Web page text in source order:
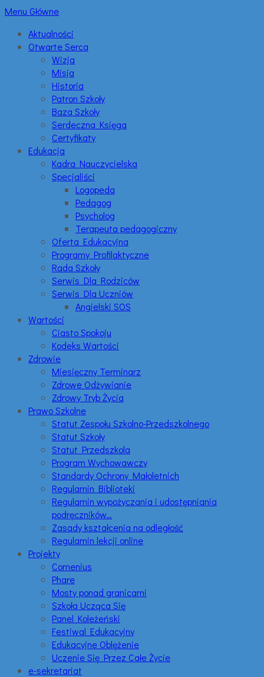
Menu Główne
Aktualności
Otwarte Serca
Wizja
Misja
Historia
Patron Szkoły
Baza Szkoły
Serdeczna Księga
Certyfikaty
Edukacja
Kadra Nauczycielska
Specjaliści
Logopeda
Pedagog
Psycholog
Terapeuta pedagogiczny
Oferta Edukacyjna
Programy Profilaktyczne
Rada Szkoły
Serwis Dla Rodziców
Serwis Dla Uczniów
Angielski SOS
Wartości
Ciasto Spokoju
Kodeks Wartości
Zdrowie
Miesięczny Terminarz
Zdrowe Odżywianie
Zdrowy Tryb Życia
Prawo Szkolne
Statut Zespołu Szkolno-Przedszkolnego
Statut Szkoły
Statut Przedszkola
Program Wychowawczy
Standardy Ochrony Małoletnich
Regulamin Biblioteki
Regulamin wypożyczania i udostępniania
podręczników…
Zasady kształcenia na odległość
Regulamin lekcji online
Projekty
Comenius
Phare
Mosty ponad granicami
Szkoła Ucząca Się
Panel Koleżeński
Festiwal Edukacyjny
Edukacyjne Oblężenie
Uczenie Się Przez Całe Życie
e-sekretariat